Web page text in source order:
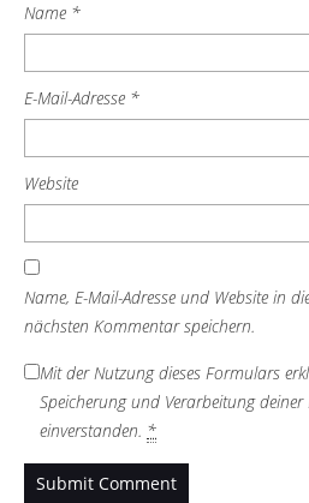
Name *
E-Mail-Adresse *
Website
Name, E-Mail-Adresse und Website in
nächsten Kommentar speichern.
Mit der Nutzung dieses Formulars
Speicherung und Verarbeitung
einverstanden. *